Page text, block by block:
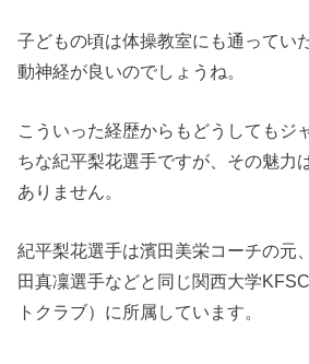
子どもの頃は体操教室にも通ってい
動神経が良いのでしょうね。
こういった経歴からもどうしてもジ
ちな紀平梨花選手ですが、その魅力
ありません。
紀平梨花選手は濱田美栄コーチの元
田真凜選手などと同じ関西大学
トクラブ）に所属しています。